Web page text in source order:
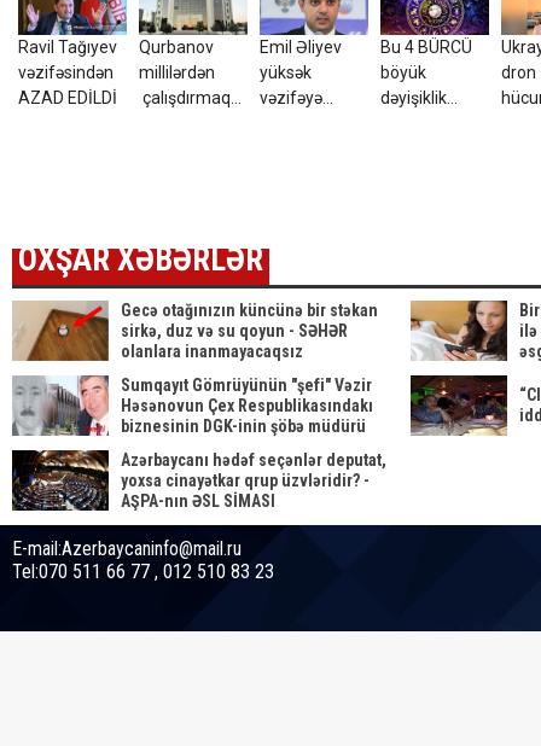
Ravil Tağıyev
vəzifəsindən
AZAD EDİLDİ
Qurbanov
millilərdən
çalışdırmaq
Emil Əliyev
yüksək
vəzifəyə
Bu 4 BÜRCÜ
böyük
dəyişiklik
dron
OXŞAR XƏBƏRLƏR
Gecə otağınızın küncünə bir stəkan
sirkə, duz və su qoyun - SƏHƏR
olanlara inanmayacaqsız
ilə
Sumqayıt Gömrüyünün "şefi" Vəzir
Həsənovun Çex Respublikasındakı
biznesinin DGK-inin şöbə müdürü
Azərbaycanı hədəf seçənlər deputat,
yoxsa cinayətkar qrup üzvləridir? -
AŞPA-nın ƏSL SİMASI
E-mail:Azerbaycaninfo@mail.ru
Tel:070 511 66 77 , 012 510 83 23